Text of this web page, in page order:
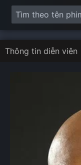
Thông tin diễn viên